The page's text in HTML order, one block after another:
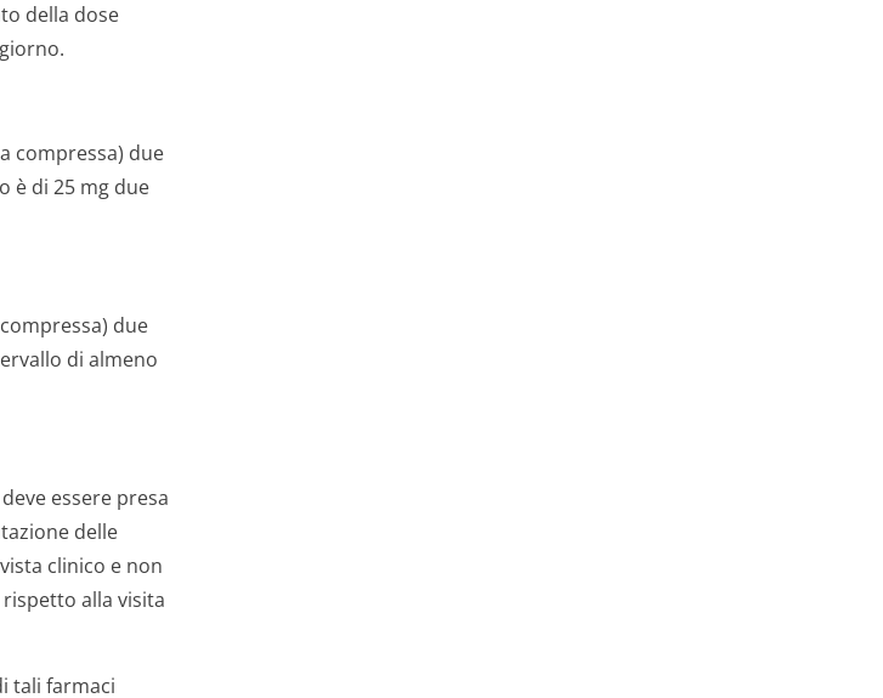
della dose
compressa) due
è di 25 mg due
due
di almeno
essere presa
delle
clinico e non
alla visita
tali farmaci